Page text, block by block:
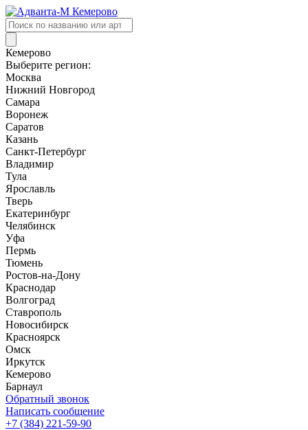
Поиск
товаров
Кемерово
Выберите регион:
Москва
Нижний Новгород
Самара
Воронеж
Саратов
Казань
Санкт-Петербург
Владимир
Тула
Ярославль
Тверь
Екатеринбург
Челябинск
Уфа
Пермь
Тюмень
Ростов-на-Дону
Краснодар
Волгоград
Ставрополь
Новосибирск
Красноярск
Омск
Иркутск
Кемерово
Барнаул
Обратный звонок
Написать сообщение
+7 (384) 221-59-90